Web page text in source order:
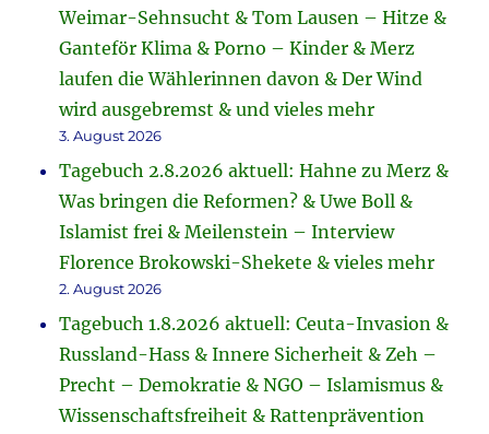
Weimar-Sehnsucht & Tom Lausen – Hitze &
Ganteför Klima & Porno – Kinder & Merz
laufen die Wählerinnen davon & Der Wind
wird ausgebremst & und vieles mehr
3. August 2026
Tagebuch 2.8.2026 aktuell: Hahne zu Merz &
Was bringen die Reformen? & Uwe Boll &
Islamist frei & Meilenstein – Interview
Florence Brokowski-Shekete & vieles mehr
2. August 2026
Tagebuch 1.8.2026 aktuell: Ceuta-Invasion &
Russland-Hass & Innere Sicherheit & Zeh –
Precht – Demokratie & NGO – Islamismus &
Wissenschaftsfreiheit & Rattenprävention